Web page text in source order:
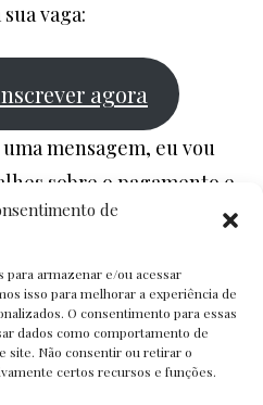
de
para armazenar e/ou acessar
isso para melhorar a experiência de
O consentimento para essas
dados como comportamento de
site. Não consentir ou retirar o
certos recursos e funções.
vaga:
agora
mensagem, eu vou
sobre o pagamento e
10 vagase elas estão
essa oportunidade
sua rotina.